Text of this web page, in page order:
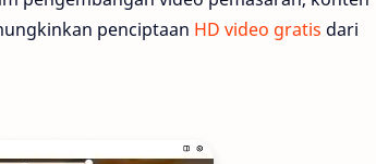
penciptaan HD video gratis dari